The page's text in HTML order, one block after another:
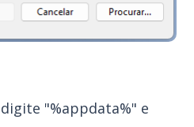
"%appdata%" e